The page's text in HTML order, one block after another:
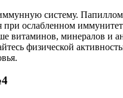
систему.
при ослабленном
витаминов, минералов и
физической